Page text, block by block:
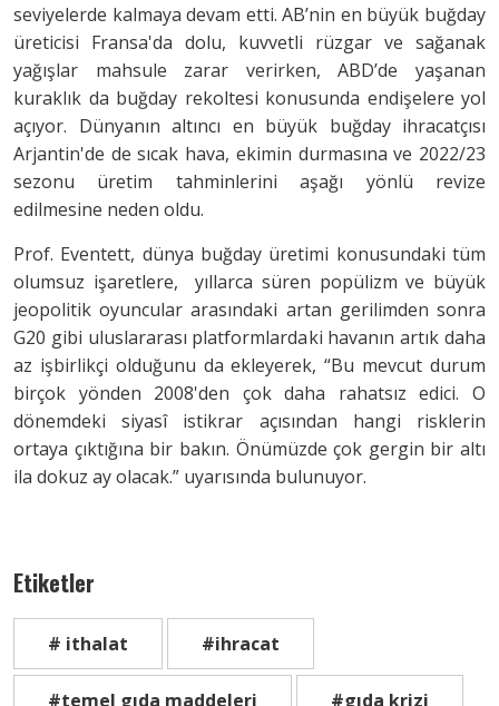
seviyelerde kalmaya devam etti. AB’nin en büyük buğday
üreticisi Fransa'da dolu, kuvvetli rüzgar ve sağanak
yağışlar mahsule zarar verirken, ABD’de yaşanan
kuraklık da buğday rekoltesi konusunda endişelere yol
açıyor. Dünyanın altıncı en büyük buğday ihracatçısı
Arjantin'de de sıcak hava, ekimin durmasına ve 2022/23
sezonu üretim tahminlerini aşağı yönlü revize
edilmesine neden oldu.
Prof. Eventett, dünya buğday üretimi konusundaki tüm
olumsuz işaretlere, yıllarca süren popülizm ve büyük
jeopolitik oyuncular arasındaki artan gerilimden sonra
G20 gibi uluslararası platformlardaki havanın artık daha
az işbirlikçi olduğunu da ekleyerek, “Bu mevcut durum
birçok yönden 2008'den çok daha rahatsız edici. O
dönemdeki siyasî istikrar açısından hangi risklerin
ortaya çıktığına bir bakın. Önümüzde çok gergin bir altı
ila dokuz ay olacak.” uyarısında bulunuyor.
Etiketler
# ithalat #ihracat
#temel gıda maddeleri #gıda krizi